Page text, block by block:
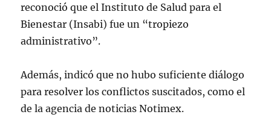
reconoció que el Instituto de Salud para el
Bienestar (Insabi) fue un “tropiezo
administrativo”.
Además, indicó que no hubo suficiente diálogo
para resolver los conflictos suscitados, como el
de la agencia de noticias Notimex.